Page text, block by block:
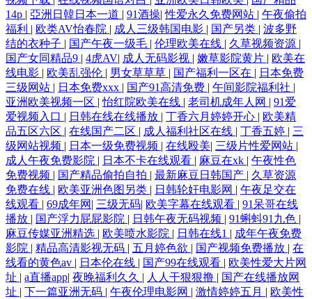
14p | 亞洲日韓日本一道 | 91酒操|性爱永久免费网站 | 午夜偷拍
福利 | 欧类AV怡春院 | 成人三级韩国电影 | 国产另类 | 波多野
结的衣种子 | 国产午夜一级毛 | 伦理欧美在线 | 久草视频资源 |
国产女同精品9 | 4虎AV| 成人无码影视 | 嫩草影院黄片 | 欧美在
线电影 | 欧美乱强伦 | 男女草草草 | 国产福利一区在 | 日本免费
三级网站 | 日本免费xxx | 国产91高清免费 | 午间影院福利社 |
亚洲欧美视频一区 |怡红院欧美在线 | 老司机成年人网 | 91爱
爱视频入口 | 日韩在线在线播放 | 丁香六月婷婷开心 | 欧美精
品五区六区 | 在线国产二区 | 成人福利社区在线 | 丁香五婷 | 三
级网站视频 | 日本一级免费视频 | 在线殴美| 三级片性爱网站 |
成人午夜免费影院 | 日本不卡在线观看 | 麻豆在xk | 午夜性色
免费视频 | 国产精品偷拍自拍 | 最新麻豆日韩国产 | 久草资源
免费在线 | 欧美亚洲色图另类 | 日韩轮奸电影网 | 午夜足交在
线观看 | 69成年网 | 三级无码| 欧美字幕在线观看 | 91呆哥在线
播放 | 国产浮力屁屁影院 | 日韩午夜无码视频 | 91蝌蚪91九色 |
麻豆传媒亚洲精选 | 欧美喷水影院 | 日韩在线1 | 成年午夜免费
影院 | 精品高清影视无码 | 五月婷色欲 | 国产视频免费播放 | 在
线看的黄色av | 日本伦在线 | 国产99在线观看 | 欧美性爱大片网
址 | a直播app| 夜晚福利久久 | 人人干狠狠撸 | 国产在线播放网
址 | 下一篇亚洲无码 | 午夜伦理电影网 | 激情婷婷五月 | 欧美性